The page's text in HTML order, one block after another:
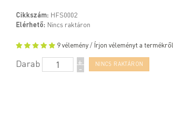
Cikkszám: HFS0002
Elérhető: Nincs raktáron
9 vélemény/ Írjon véleményt a termékről
Darab +
-